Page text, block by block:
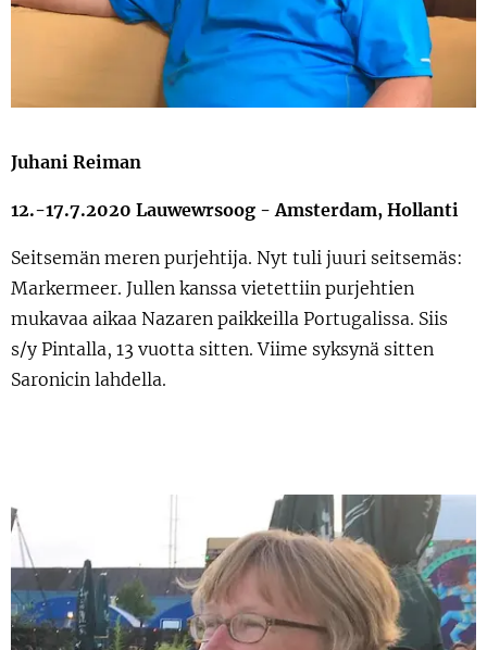
Juhani Reiman
12.-17.7.2020 Lauwewrsoog - Amsterdam, Hollanti
Seitsemän meren purjehtija. Nyt tuli juuri seitsemäs:
Markermeer. Jullen kanssa vietettiin purjehtien
mukavaa aikaa Nazaren paikkeilla Portugalissa. Siis
s/y Pintalla, 13 vuotta sitten. Viime syksynä sitten
Saronicin lahdella.